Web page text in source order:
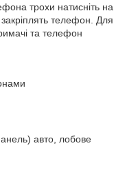
трохи натисніть на
телефон. Для
та телефон
авто, лобове